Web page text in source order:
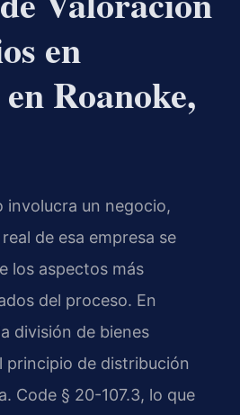
en
Roanoke,
involucra un negocio,
de esa empresa se
los aspectos más
del proceso. En
división de bienes
principio de distribución
Code § 20-107.3, lo que